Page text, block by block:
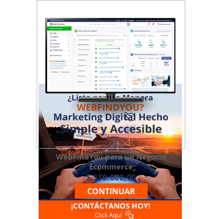
WebFindYou para un Negocio
Ecommerce
$ 510.000,00
CONTINUAR